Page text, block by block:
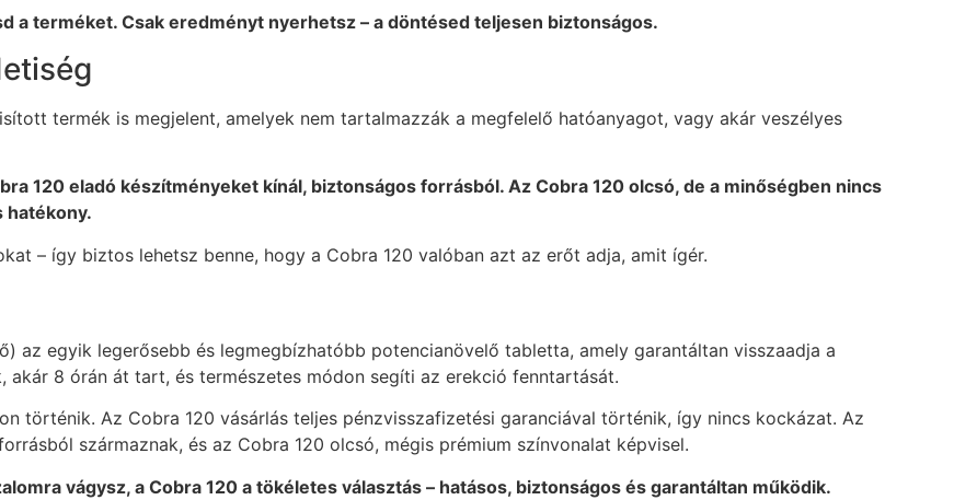
a terméket. Csak eredményt nyerhetsz – a döntésed teljesen biztonságos.
termék is megjelent, amelyek nem tartalmazzák a megfelelő hatóanyagot, vagy akár veszélyes
120 eladó készítményeket kínál, biztonságos forrásból. Az Cobra 120 olcsó, de a minőségben nincs
hatékony.
– így biztos lehetsz benne, hogy a Cobra 120 valóban azt az erőt adja, amit ígér.
az egyik legerősebb és legmegbízhatóbb potencianövelő tabletta, amely garantáltan visszaadja a
8 órán át tart, és természetes módon segíti az erekció fenntartását.
történik. Az Cobra 120 vásárlás teljes pénzvisszafizetési garanciával történik, így nincs kockázat. Az
származnak, és az Cobra 120 olcsó, mégis prémium színvonalat képvisel.
vágysz, a Cobra 120 a tökéletes választás – hatásos, biztonságos és garantáltan működik.